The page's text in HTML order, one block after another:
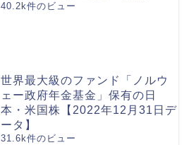
40.2k件のビュー
世界最大級のファンド「ノルウ
ェー政府年金基金」保有の日
本・米国株【2022年12月31日デ
ータ】
31.6k件のビュー